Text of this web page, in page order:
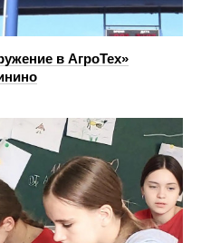
в АгроТех»